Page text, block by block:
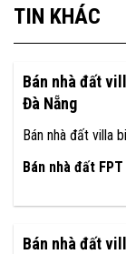
TIN KHÁC
Bán nhà đất
Đà Nẵng
Bán nhà đất villa
Bán nhà đất
Bán nhà đất